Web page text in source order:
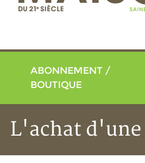
ABONNEMENT /
BOUTIQUE
L'achat